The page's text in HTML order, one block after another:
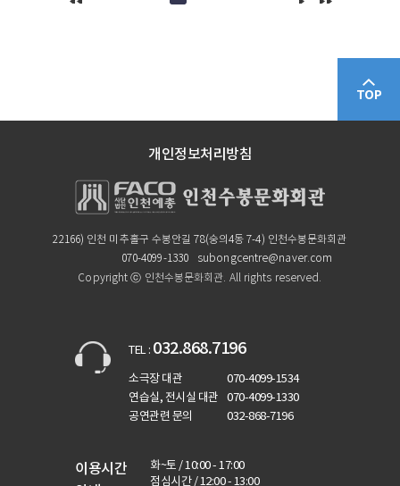
TOP
개인정보처리방침
22166) 인천 미추홀구 수봉안길 78(숭의4동 7-4) 인천수봉문화회관
070-4099-1330
subongcentre@naver.com
Copyright ⓒ 인천수봉문화회관. All rights reserved.
TEL : 032.868.7196
소극장 대관
070-4099-1534
연습실, 전시실 대관
070-4099-1330
공연관련 문의
032-868-7196
이용시간
화~토 / 10:00 - 17:00
점심시간 / 12:00 - 13:00